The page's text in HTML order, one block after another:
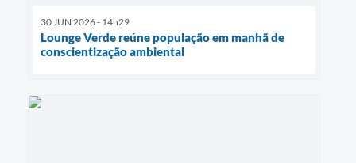
30 JUN 2026 - 14h29
Lounge Verde reúne população em manhã de
conscientização ambiental